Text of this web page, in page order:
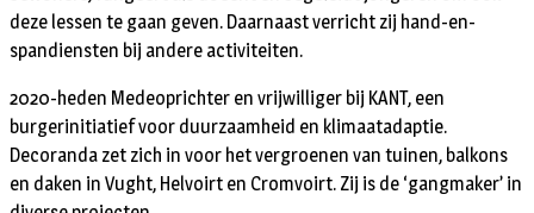
deze lessen te gaan geven. Daarnaast verricht zij hand-en-
spandiensten bij andere activiteiten.
2020-heden Medeoprichter en vrijwilliger bij KANT, een
burgerinitiatief voor duurzaamheid en klimaatadaptie.
Decoranda zet zich in voor het vergroenen van tuinen, balkons
en daken in Vught, Helvoirt en Cromvoirt. Zij is de ‘gangmaker’ in